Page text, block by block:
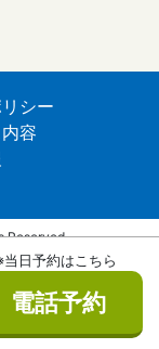
シー
容
Reserved.
当日予約はこちら
電話予約